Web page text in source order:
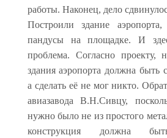
работы. Наконец, дело
Построили здание
пандусы на площадке. И
проблема. Согласно проекту,
здания аэропорта должна быть
а сделать её не мог никто.
авиазавода В.Н.Сивцу,
нужно было не из простого
конструкция должна